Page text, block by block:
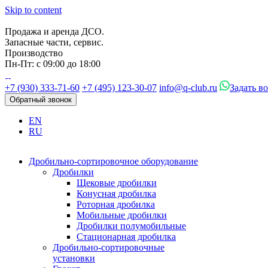
Skip to content
Продажа и аренда ДСО.
Запасные части, сервис.
Производство
Пн-Пт: с 09:00 до 18:00
+7 (930) 333-71-60 +7 (495) 123-30-07 info@q-club.ru Задать
Обратный звонок
EN
RU
Дробильно-сортировочное оборудование
Дробилки
Щековые дробилки
Конусная дробилка
Роторная дробилка
Мобильные дробилки
Дробилки полумобильные
Стационарная дробилка
Дробильно-сортировочные
установки